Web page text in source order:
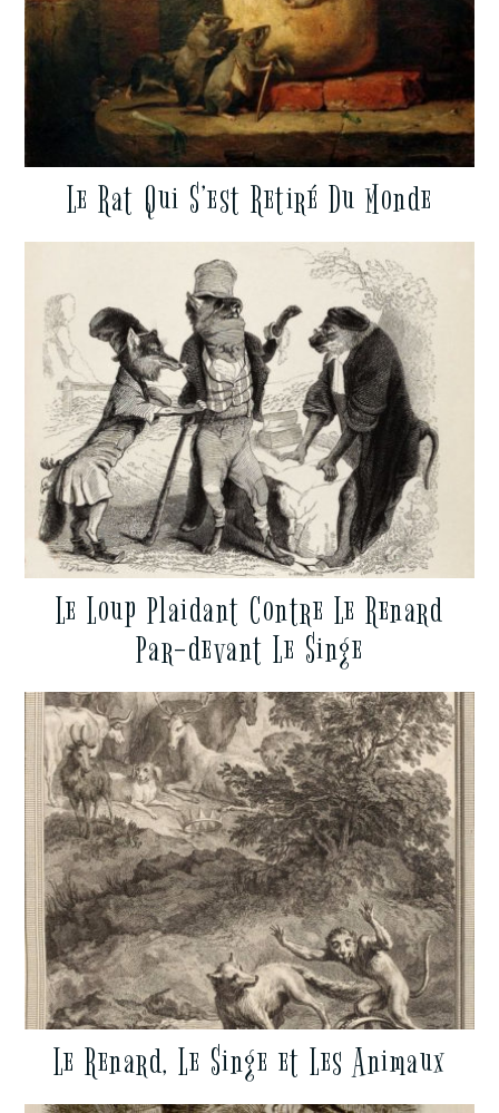
Le Rat Qui S’est Retiré Du Monde
Le Loup Plaidant Contre Le Renard
Par-devant Le Singe
Le Renard, Le Singe et Les Animaux